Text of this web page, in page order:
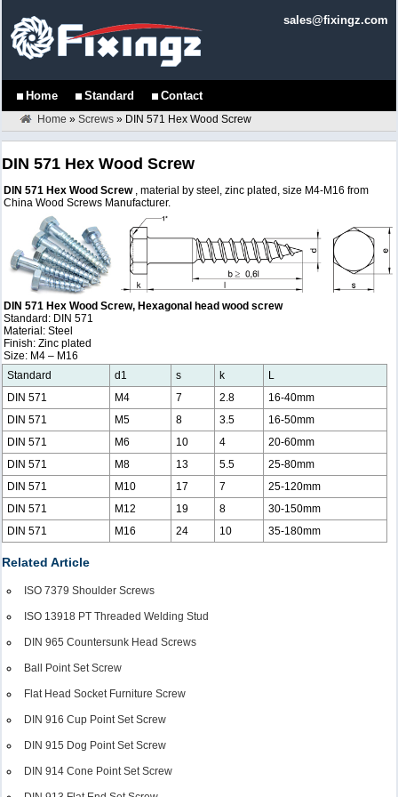
sales@fixingz.com
Home Standard Contact
Home »Screws » DIN 571 Hex Wood Screw
DIN 571 Hex Wood Screw
DIN 571 Hex Wood Screw, material by steel, zinc plated, size M4-M16 from
China Wood Screws Manufacturer.
DIN 571 Hex Wood Screw, Hexagonal head wood screw
Standard: DIN 571
Material: Steel
Finish: Zinc plated
Size: M4 – M16
Standard
d1 s k
L
DIN 571
M4 7 2.8
16-40mm
DIN 571
M5 8 3.5
16-50mm
DIN 571
M6 10 4
20-60mm
DIN 571
M8 13 5.5
25-80mm
DIN 571
M10 17 7
25-120mm
DIN 571
M12 19 8
30-150mm
DIN 571
M16 24 10 35-180mm
Related Article
ISO 7379 Shoulder Screws
ISO 13918 PT Threaded Welding Stud
DIN 965 Countersunk Head Screws
Ball Point Set Screw
Flat Head Socket Furniture Screw
DIN 916 Cup Point Set Screw
DIN 915 Dog Point Set Screw
DIN 914 Cone Point Set Screw